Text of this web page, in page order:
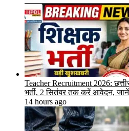
Teacher Recruitment 2026:
भर्ती, 2 सितंबर तक करें आवेदन,
14 hours ago